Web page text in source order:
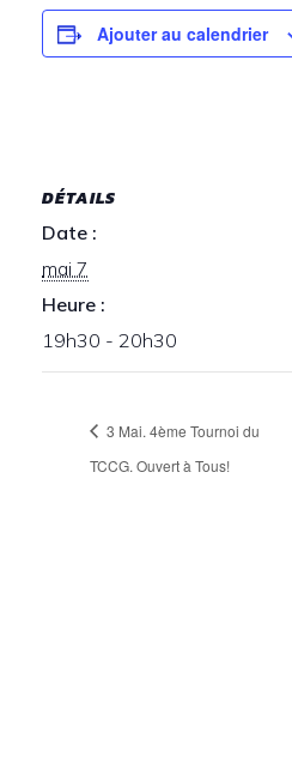
Ajouter au calendrier
DÉTAILS
Date :
mai 7
Heure :
19h30 - 20h30
3 Mai. 4ème Tournoi du
TCCG. Ouvert à Tous!